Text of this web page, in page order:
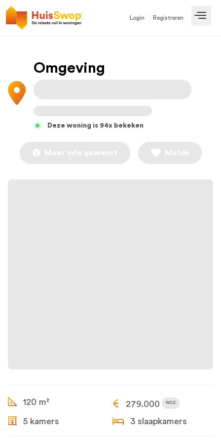
Login Registreren
Omgeving
Deze woning is 94x bekeken
Meer info gewenst Match
120 m² 279.000 WOZ
5 kamers 3 slaapkamers